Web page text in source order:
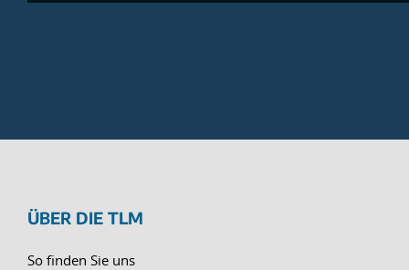
ÜBER DIE TLM
So finden Sie uns